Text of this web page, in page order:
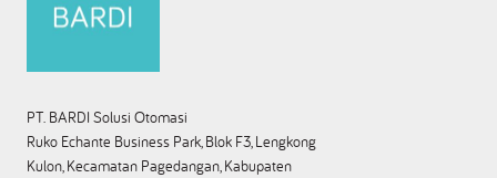
PT. BARDI Solusi Otomasi
Ruko Echante Business Park, Blok F3, Lengkong
Kulon, Kecamatan Pagedangan, Kabupaten